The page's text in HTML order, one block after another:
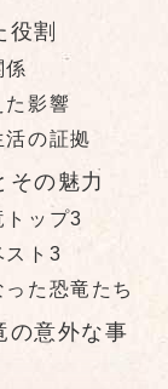
役割
係
た影響
の証拠
その魅力
トップ3
スト3
た恐竜たち
の意外な事